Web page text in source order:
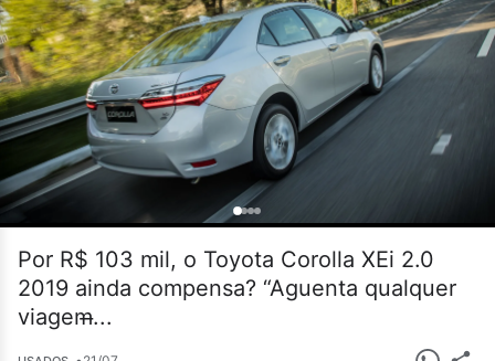
Por R$ 103 mil, o Toyota Corolla XEi 2.0
2019 ainda compensa? “Aguenta qualquer
viagem̶...